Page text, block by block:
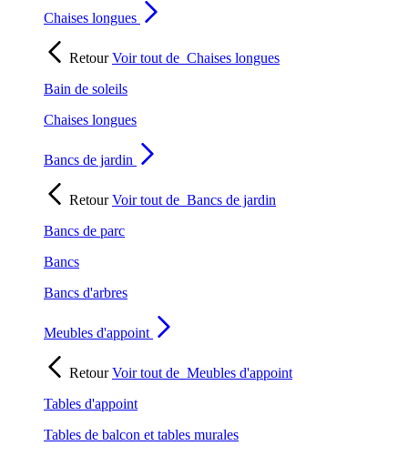
Chaises longues
RetourVoir tout de Chaises longues
Bain de soleils
Chaises longues
Bancs de jardin
RetourVoir tout de Bancs de jardin
Bancs de parc
Bancs
Bancs d'arbres
Meubles d'appoint
RetourVoir tout de Meubles d'appoint
Tables d'appoint
Tables de balcon et tables murales